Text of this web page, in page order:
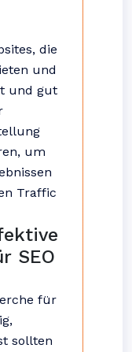
die
und
und gut
um
Traffic
SEO
für
sollten